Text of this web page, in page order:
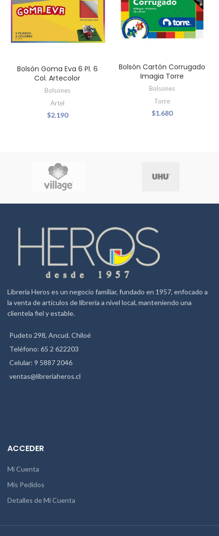
Bolsón Goma Eva 6 Pl. 6
Col. Artecolor
Bolsones
Artel
$2.190
Bolsón Cartón Corrugado
Imagia Torre
Bolsones
Torre
$1.680
Librería Heros es un negocio familiar, fundado en 1957, enfocado a
la venta de artículos de librería a nivel local, manteniendo una
clientela fiel y estable.
Pudeto 298, Ancud. Chiloé
Teléfono: 65 2 622203
Celular: 9 5887 2046
ventas@libreriaheros.cl
ACCEDER
Mi Cuenta
Mis Pedidos
Detalles de Mi Cuenta